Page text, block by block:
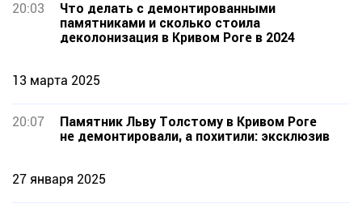
20:03
Что делать с демонтированными
памятниками и сколько стоила
деколонизация в Кривом Роге в 2024
13 марта 2025
20:07
Памятник Льву Толстому в Кривом Роге
не демонтировали, а похитили: эксклюзив
27 января 2025